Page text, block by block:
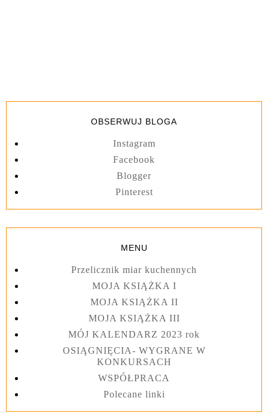
OBSERWUJ BLOGA
Instagram
Facebook
Blogger
Pinterest
MENU
Przelicznik miar kuchennych
MOJA KSIĄŻKA I
MOJA KSIĄŻKA II
MOJA KSIĄŻKA III
MÓJ KALENDARZ 2023 rok
OSIĄGNIĘCIA- WYGRANE W
KONKURSACH
WSPÓŁPRACA
Polecane linki